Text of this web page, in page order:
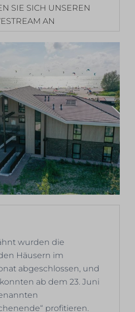
SIE SICH UNSEREN
AN
wurden die
Häusern im
abgeschlossen, und
ab dem 23. Juni
profitieren.